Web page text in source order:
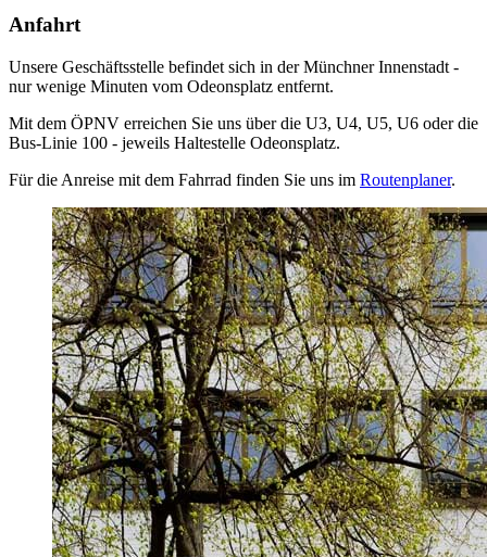
Anfahrt
Unsere Geschäftsstelle befindet sich in der Münchner Innenstadt -
nur wenige Minuten vom Odeonsplatz entfernt.
Mit dem ÖPNV erreichen Sie uns über die U3, U4, U5, U6 oder die
Bus-Linie 100 - jeweils Haltestelle Odeonsplatz.
Für die Anreise mit dem Fahrrad finden Sie uns im Routenplaner.